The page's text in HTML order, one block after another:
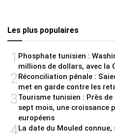
Les plus populaires
1 Phosphate tunisien :
millions de dollars, avec la
2Réconciliation pénale :
met en garde contre les
3Tourisme tunisien : Près
sept mois, une croissance
européens
4La date du Mouled